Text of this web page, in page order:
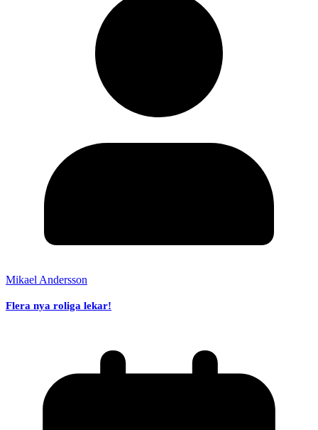
Mikael Andersson
Flera nya roliga lekar!